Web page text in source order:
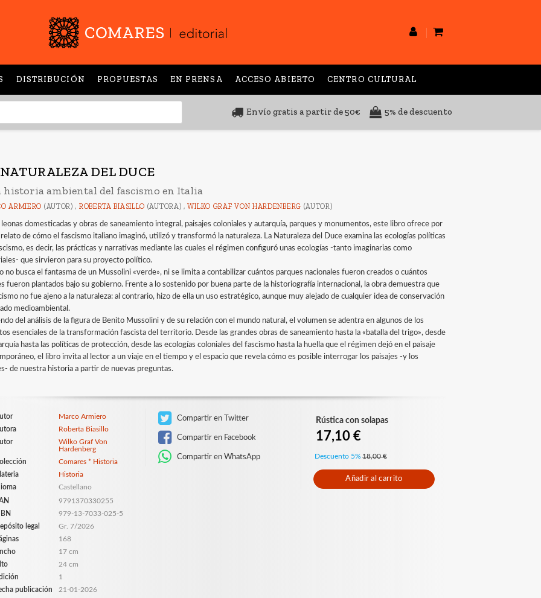
DISTRIBUCIÓN PROPUESTAS EN PRENSA ACCESO ABIERTO CENTRO CULTURAL
Envío gratis a partir de 50€ 5% de descuento
DEL DUCE
historia ambiental del fascismo en Italia
ARMIERO (AUTOR) , ROBERTA BIASILLO (AUTORA) ,WILKO GRAF VON HARDENBERG (AUTOR)
domesticadas y obras de saneamiento integral, paisajes coloniales y autarquía, parques y monumentos, este libro ofrece por
de cómo el fascismo italiano imaginó, utilizó y transformó la naturaleza. La Naturaleza del Duce examina las ecologías políticas
es decir, las prácticas y narrativas mediante las cuales el régimen configuró unas ecologías -tanto imaginarias como
que sirvieron para su proyecto político.
no busca el fantasma de un Mussolini «verde», ni se limita a contabilizar cuántos parques nacionales fueron creados o cuántos
fueron plantados bajo su gobierno. Frente a lo sostenido por buena parte de la historiografía internacional, la obra demuestra que
no fue ajeno a la naturaleza: al contrario, hizo de ella un uso estratégico, aunque muy alejado de cualquier idea de conservación
medioambiental.
del análisis de la figura de Benito Mussolini y de su relación con el mundo natural, el volumen se adentra en algunos de los
esenciales de la transformación fascista del territorio. Desde las grandes obras de saneamiento hasta la «batalla del trigo», desde
hasta las políticas de protección, desde las ecologías coloniales del fascismo hasta la huella que el régimen dejó en el paisaje
el libro invita al lector a un viaje en el tiempo y el espacio que revela cómo es posible interrogar los paisajes -y los
de nuestra historia a partir de nuevas preguntas.
Marco Armiero
Roberta Biasillo
Wilko Graf Von
Hardenberg
Comares * Historia
Historia
Castellano
9791370330255
979-13-7033-025-5
legal
Gr. 7/2026
168
17 cm
24 cm
1
publicación
21-01-2026
Compartir en Twitter
Compartir en Facebook
Compartir en WhatsApp
Rústica con solapas
17,10 €
Descuento 5% 18,00 €
Añadir al carrito